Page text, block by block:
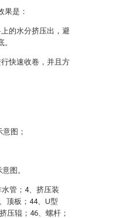
果是：
的水分挤压出，避
快速收卷，并且方
图；
图。
管；4、挤压装
顶板；44、U型
压辊；46、螺杆；